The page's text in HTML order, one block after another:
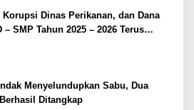
Korupsi Dinas Perikanan, dan Dana
– SMP Tahun 2025 – 2026 Terus
Menyelundupkan Sabu, Dua
Ditangkap